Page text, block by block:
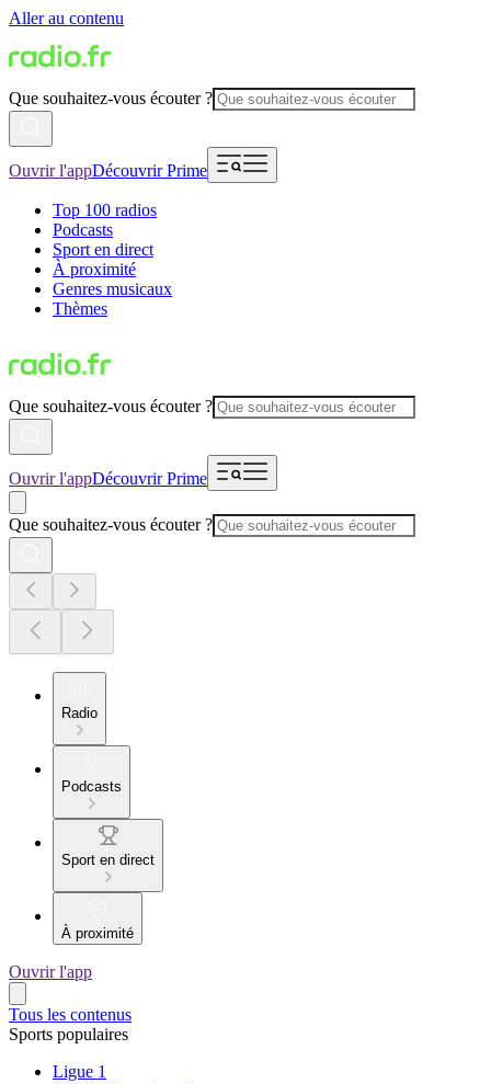
Aller au contenu
Que souhaitez-vous écouter ?
Ouvrir l'appDécouvrir Prime
Top 100 radios
Podcasts
Sport en direct
À proximité
Genres musicaux
Thèmes
Que souhaitez-vous écouter ?
Ouvrir l'appDécouvrir Prime
Que souhaitez-vous écouter ?
Radio
Podcasts
Sport en direct
À proximité
Ouvrir l'app
Tous les contenus
Sports populaires
Ligue 1